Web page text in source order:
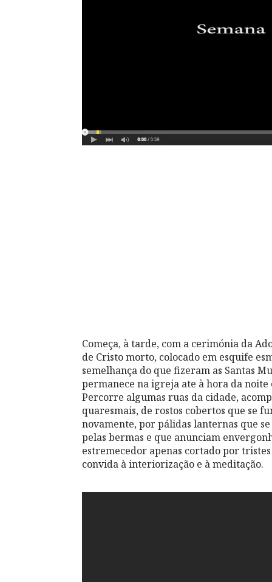
Começa, à tarde, com a cerimónia da
de Cristo morto, colocado em esquife
semelhança do que fizeram as Santas
permanece na igreja ate à hora da noite
Percorre algumas ruas da cidade,
quaresmais, de rostos cobertos que se
novamente, por pálidas lanternas que
pelas bermas e que anunciam
estremecedor apenas cortado por
convida à interiorização e à meditação.